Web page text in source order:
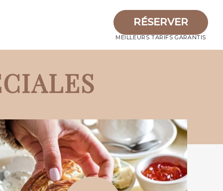
RÉSERVER
MEILLEURS TARIFS GARANTIS
RÉSERVER